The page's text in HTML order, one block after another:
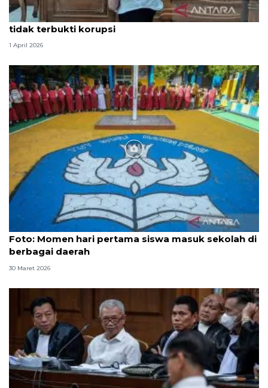
Hakim PN Medan vonis bebas Amsal Sitepu karena
tidak terbukti korupsi
1 April 2026
Foto: Momen hari pertama siswa masuk sekolah di
berbagai daerah
30 Maret 2026